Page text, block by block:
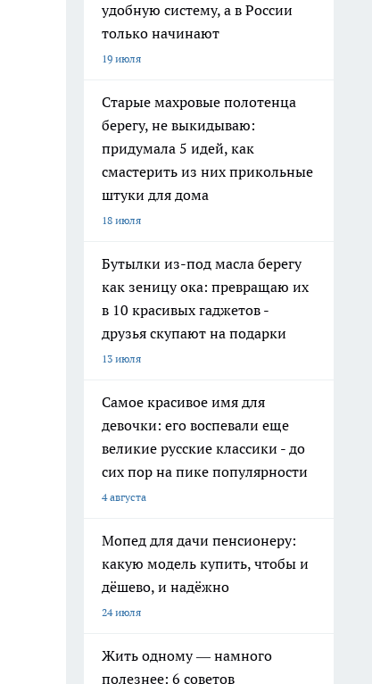
удобную систему, а в России
только начинают
19 июля
Старые махровые полотенца
берегу, не выкидываю:
придумала 5 идей, как
смастерить из них прикольные
штуки для дома
18 июля
Бутылки из-под масла берегу
как зеницу ока: превращаю их
в 10 красивых гаджетов -
друзья скупают на подарки
13 июля
Самое красивое имя для
девочки: его воспевали еще
великие русские классики - до
сих пор на пике популярности
4 августа
Мопед для дачи пенсионеру:
какую модель купить, чтобы и
дёшево, и надёжно
24 июля
Жить одному — намного
полезнее: 6 советов